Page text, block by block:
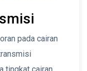
pada cairan